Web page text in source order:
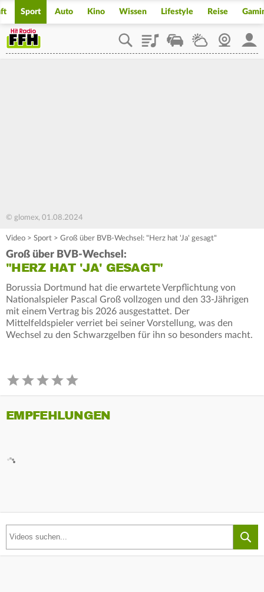
Sport Auto Kino Wissen Lifestyle Reise
PlaylistStaupilotWetterWebcam
© glomex, 01.08.2024
Video > Sport > Groß über BVB-Wechsel: "Herz hat 'Ja' gesagt"
Groß über BVB-Wechsel:
"HERZ HAT 'JA' GESAGT"
Borussia Dortmund hat die erwartete Verpflichtung von
Nationalspieler Pascal Groß vollzogen und den 33-Jährigen
mit einem Vertrag bis 2026 ausgestattet. Der
Mittelfeldspieler verriet bei seiner Vorstellung, was den
Wechsel zu den Schwarzgelben für ihn so besonders macht.
EMPFEHLUNGEN